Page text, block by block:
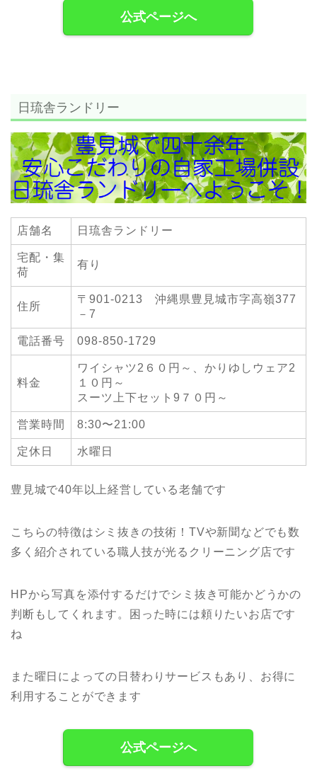
公式ページへ
日琉舎ランドリー
店舗名 日琉舎ランドリー
宅配・集
荷
有り
住所
〒901-0213 沖縄県豊見城市字高嶺377
－7
電話番号 098-850-1729
料金
ワイシャツ2６０円～、かりゆしウェア2
１０円～
スーツ上下セット9７０円～
営業時間 8:30〜21:00
定休日 水曜日
豊見城で40年以上経営している老舗です
こちらの特徴はシミ抜きの技術！TVや新聞などでも数
多く紹介されている職人技が光るクリーニング店です
HPから写真を添付するだけでシミ抜き可能かどうかの
判断もしてくれます。困った時には頼りたいお店です
ね
また曜日によっての日替わりサービスもあり、お得に
利用することができます
公式ページへ